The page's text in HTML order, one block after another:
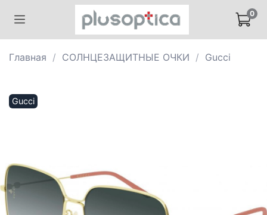
0
Главная СОЛНЦЕЗАЩИТНЫЕ ОЧКИ Gucci
Gucci